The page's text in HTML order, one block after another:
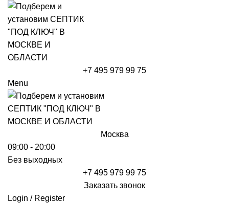
+7 495 979 99 75
Menu
Москва
09:00 - 20:00
Без выходных
+7 495 979 99 75
Заказать звонок
Login / Register